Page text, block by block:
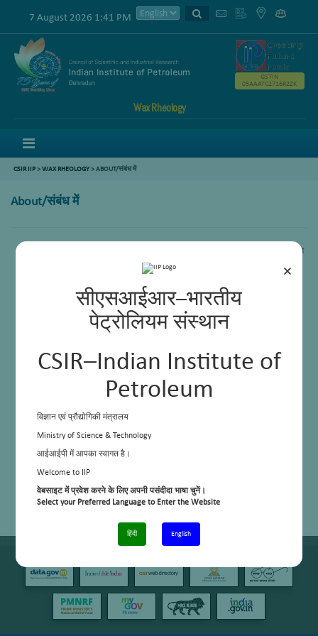
×
सीएसआईआर–भारतीय
पेट्रोलियम संस्थान
CSIR–Indian Institute of
Petroleum
विज्ञान एवं प्रौद्योगिकी मंत्रालय
Ministry of Science & Technology
आईआईपी में आपका स्वागत है।
Welcome to IIP
वेबसाइट में प्रवेश करने के लिए अपनी पसंदीदा भाषा चुनें।
Select your Preferred Language to Enter the Website
हिंदी English
7 August 2026 1:41 PM
Wax Rheology
GSTIN
05AAATC2716R2ZK
CSIR IIP>WAX RHEOLOGY>ABOUT/संबंध में
About/संबंध में
Improvement in handling of waxy petroleum fluids at low temperature / कम
तापमान पर मोमी पेट्रोलियम तरल पदार्थों को संभालने में सुधार
Wax formulations and speciality waxes / मोम सूत्रीकरण और मोम बिशेशिकरण: